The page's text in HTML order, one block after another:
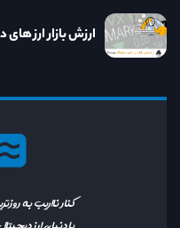
کنار نااریب به
ارزش بازار ارز